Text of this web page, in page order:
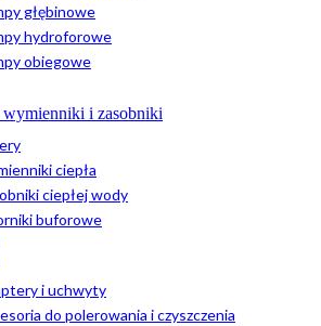
głębinowe
hydroforowe
obiegowe
i zasobniki
ciepła
ciepłej wody
buforowe
i uchwyty
do polerowania i czyszczenia